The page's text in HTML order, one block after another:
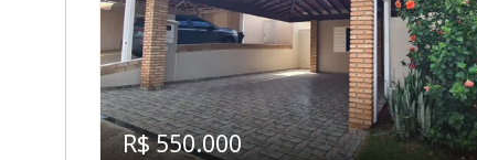
R$ 550.000